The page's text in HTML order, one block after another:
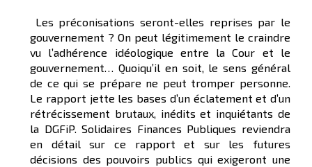
Les préconisations seront-elles reprises par le
gouvernement ? On peut légitimement le craindre
vu l’adhérence idéologique entre la Cour et le
gouvernement… Quoiqu’il en soit, le sens général
de ce qui se prépare ne peut tromper personne.
Le rapport jette les bases d’un éclatement et d’un
rétrécissement brutaux, inédits et inquiétants de
la DGFiP. Solidaires Finances Publiques reviendra
en détail sur ce rapport et sur les futures
décisions des pouvoirs publics qui exigeront une